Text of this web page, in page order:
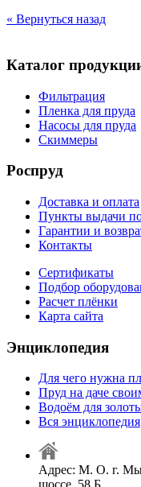
« Вернуться назад
Каталог
Фильтрация
Пленка для пруда
Насосы для пруда
Скиммеры
Роспруд
Доставка и оплата
Пункты выдачи
Гарантии и
Контакты
Сертификаты
Подбор
Расчет плёнки
Карта сайта
Энциклопедия
Для чего нужна
Пруд на даче
Водоём для
Вся энциклопедия
Адрес: М. О. г.